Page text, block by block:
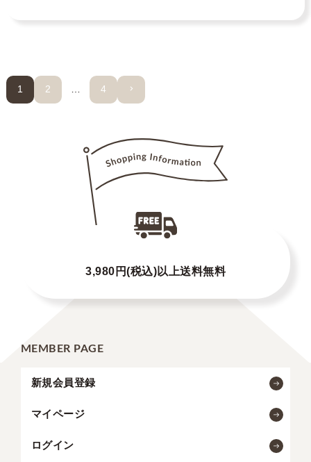
1 2 … 4
3,980円(税込)以上送料無料
MEMBER PAGE
新規会員登録
マイページ
ログイン